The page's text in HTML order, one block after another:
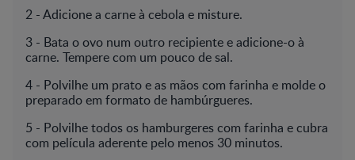
2 - Adicione a carne à cebola e misture.
3 - Bata o ovo num outro recipiente e adicione-o à
carne. Tempere com um pouco de sal.
4 - Polvilhe um prato e as mãos com farinha e molde o
preparado em formato de hambúrgueres.
5 - Polvilhe todos os hamburgeres com farinha e cubra
com película aderente pelo menos 30 minutos.